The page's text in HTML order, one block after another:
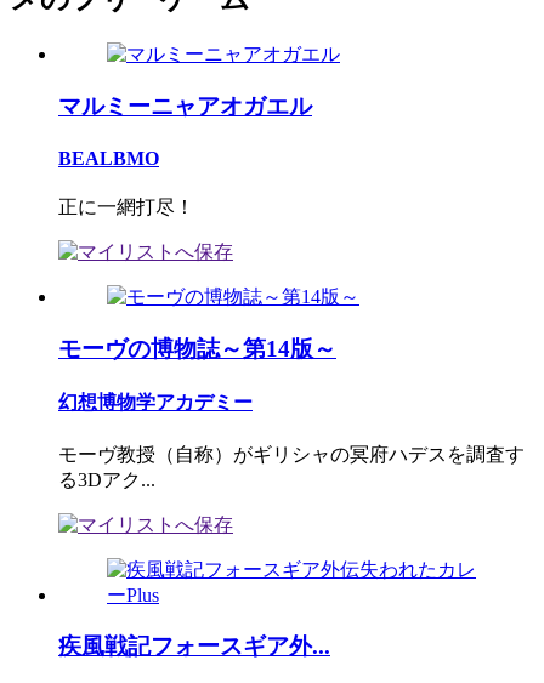
マルミーニャアオガエル
BEALBMO
正に一網打尽！
モーヴの博物誌～第14版～
幻想博物学アカデミー
モーヴ教授（自称）がギリシャの冥府ハデスを調査す
る3Dアク...
疾風戦記フォースギア外...